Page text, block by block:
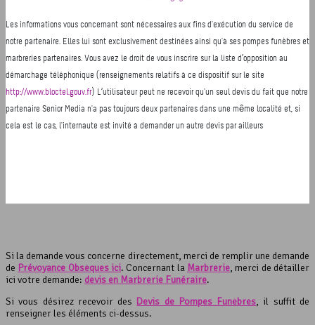
Si la demande vous concerne directement, merci de remplir une demande
de Prévoyance Obsèques ici. Concernant la Marbrerie, merci de détailler
ici votre demande: devis en Marbrerie Funéraire.
Si vous désirez recevoir des Devis de Pompes Funèbres, il suffit de
renseigner les éléments ci-dessus.